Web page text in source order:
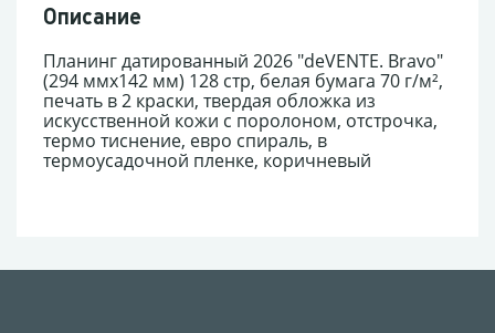
Описание
Планинг датированный 2026 "deVENTE. Bravo"
(294 ммx142 мм) 128 стр, белая бумага 70 г/м²,
печать в 2 краски, твердая обложка из
искусственной кожи с поролоном, отстрочка,
термо тиснение, евро спираль, в
термоусадочной пленке, коричневый